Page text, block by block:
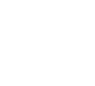
く）寸法です。
いたので鯨尺と
１寸＝約3.8cm
上表の cm はお